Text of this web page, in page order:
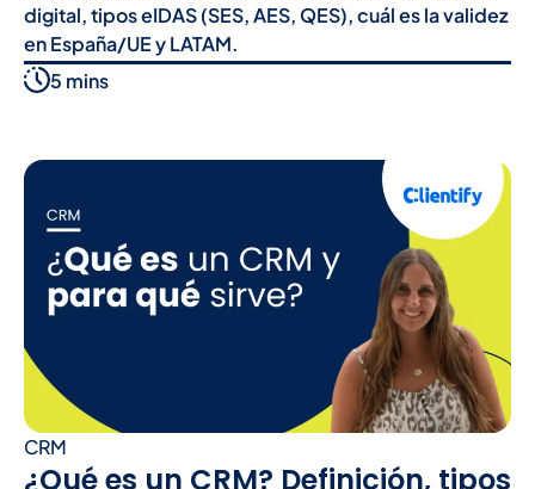
digital, tipos eIDAS (SES, AES, QES), cuál es la validez
en España/UE y LATAM.
5 mins
CRM
¿Qué es un CRM? Definición, tipos